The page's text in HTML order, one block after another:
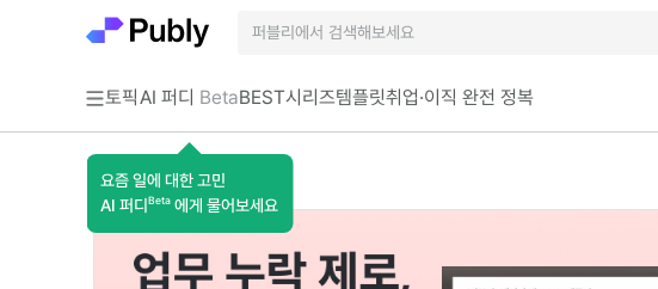
토픽AI 퍼디 Beta
요즘 일에 대한 고민
AI 퍼디 Beta 에게 물어보세요
BEST시리즈템플릿취업·이직 완전 정복